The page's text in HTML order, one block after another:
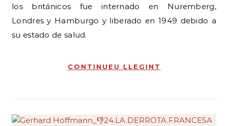
los británicos fue internado en Nuremberg,
Londres y Hamburgo y liberado en 1949 debido a
su estado de salud.
CONTINUEU LLEGINT